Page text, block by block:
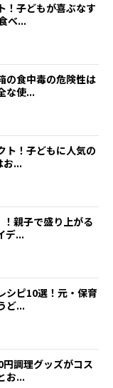
！子どもが喜ぶなす
べ...
の食中毒の危険性は
な使...
ト！子どもに人気の
お...
親子で盛り上がる
デ...
シピ10選！元・保育
ど...
円調理グッズがコス
お...